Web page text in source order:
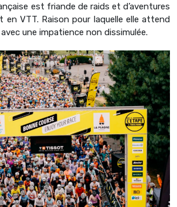
est friande de raids et d’aventures
en VTT. Raison pour laquelle elle attend
une impatience non dissimulée.